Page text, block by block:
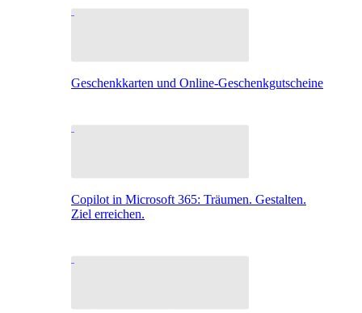
Geschenkkarten und Online-Geschenkgutscheine
Copilot in Microsoft 365: Träumen. Gestalten.
Ziel erreichen.